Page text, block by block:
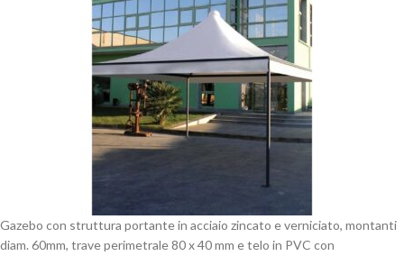
Gazebo con struttura portante in acciaio zincato e verniciato, montanti
diam. 60mm, trave perimetrale 80 x 40 mm e telo in PVC con